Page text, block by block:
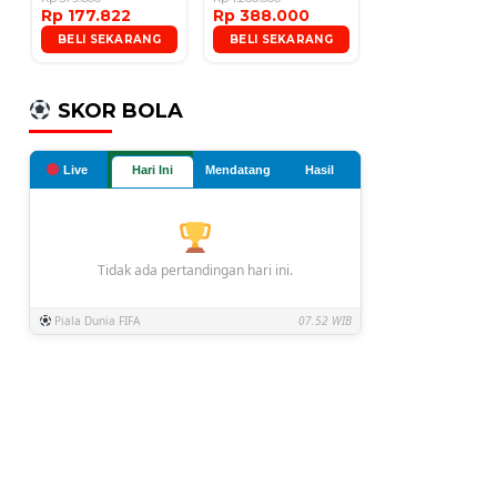
Rp 177.822
BELI SEKARANG
Microphone
Rp 388.000
BELI SEKARANG
SKOR BOLA
Live Hari Ini Mendatang Hasil
Tidak ada pertandingan hari ini.
Piala Dunia FIFA 07.52 WIB